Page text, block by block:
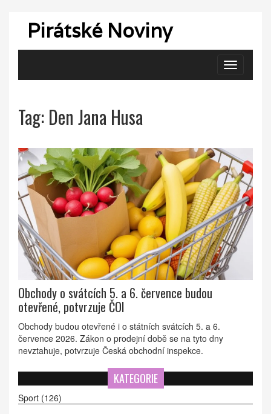
Pirátské Noviny
Zobrazit
navigaci
Tag: Den Jana Husa
Obchody o svátcích 5. a 6. července budou
otevřené, potvrzuje ČOI
Obchody budou otevřené i o státních svátcích 5. a 6.
července 2026. Zákon o prodejní době se na tyto dny
nevztahuje, potvrzuje Česká obchodní inspekce.
KATEGORIE
Sport (126)